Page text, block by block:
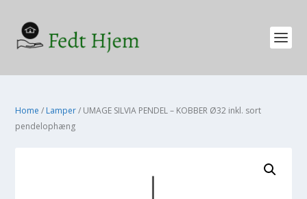
Home / Lamper/ UMAGE SILVIA PENDEL – KOBBER Ø32 inkl. sort
pendelophæng